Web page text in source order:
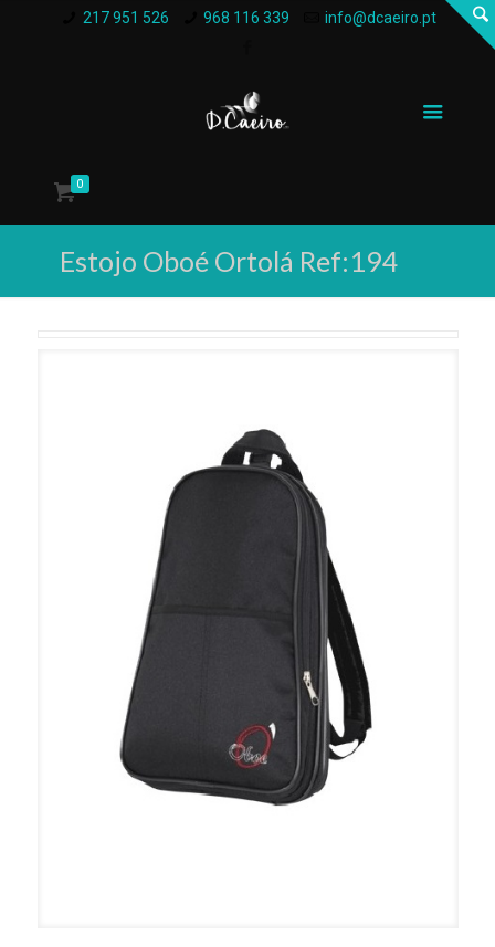
217 951 526 968 116 339 info@dcaeiro.pt
0
Estojo Oboé Ortolá Ref:194